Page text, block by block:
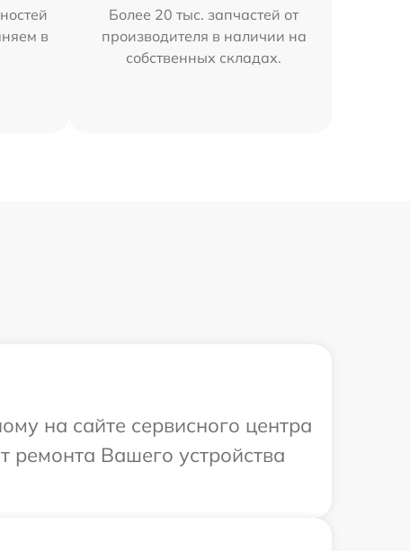
в
Более 20 тыс. запчастей от
производителя в наличии на
собственных складах.
на сайте сервисного центра
Вашего устройства